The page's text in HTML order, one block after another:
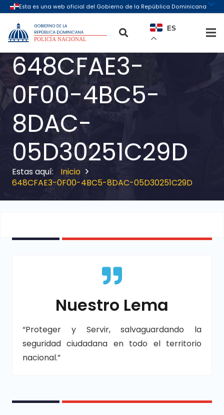
ES
648CFAE3-
0F00-4BC5-
8DAC-
05D30251C29D
Inicio
648CFAE3-0F00-4BC5-8DAC-05D30251C29D
Nuestro Lema
“Proteger y Servir, salvaguardando la
seguridad ciudadana en todo el territorio
nacional.”